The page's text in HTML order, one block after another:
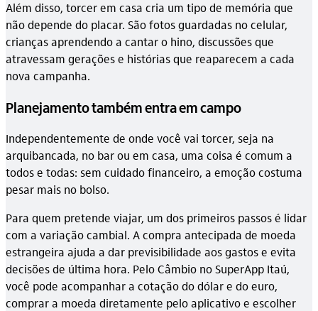
Além disso, torcer em casa cria um tipo de memória que
não depende do placar. São fotos guardadas no celular,
crianças aprendendo a cantar o hino, discussões que
atravessam gerações e histórias que reaparecem a cada
nova campanha.
Planejamento também entra em campo
Independentemente de onde você vai torcer, seja na
arquibancada, no bar ou em casa, uma coisa é comum a
todos e todas: sem cuidado financeiro, a emoção costuma
pesar mais no bolso.
Para quem pretende viajar, um dos primeiros passos é lidar
com a variação cambial. A compra antecipada de moeda
estrangeira ajuda a dar previsibilidade aos gastos e evita
decisões de última hora. Pelo Câmbio no SuperApp Itaú,
você pode acompanhar a cotação do dólar e do euro,
comprar a moeda diretamente pelo aplicativo e escolher